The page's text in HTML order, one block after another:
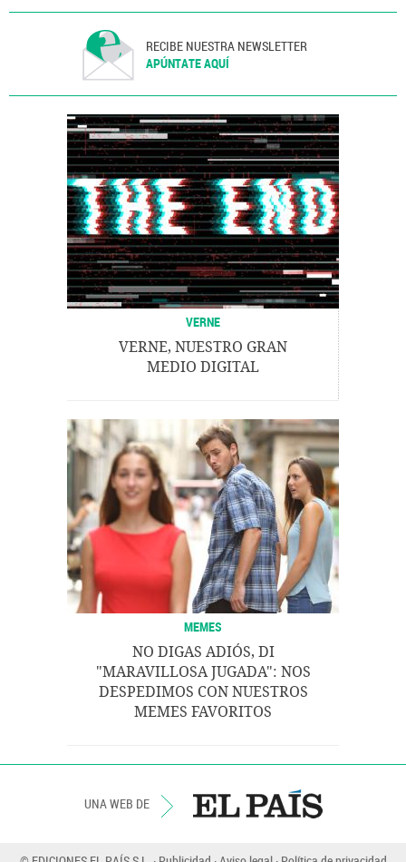
RECIBE NUESTRA NEWSLETTER
APÚNTATE AQUÍ
VERNE
VERNE, NUESTRO GRAN
MEDIO DIGITAL
MEMES
NO DIGAS ADIÓS, DI
"MARAVILLOSA JUGADA": NOS
DESPEDIMOS CON NUESTROS
MEMES FAVORITOS
UNA WEB DE